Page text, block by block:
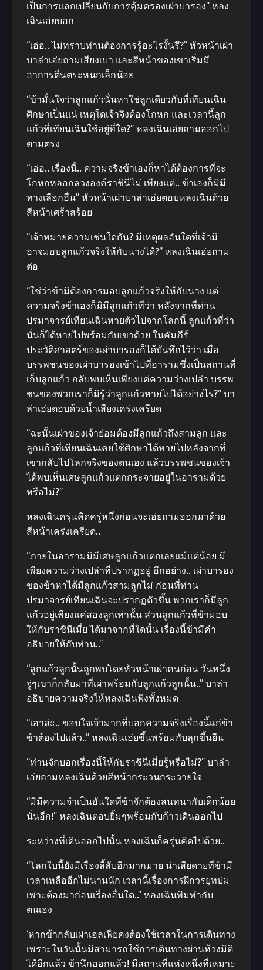
เป็นการแลกเปลี่ยนกับการคุ้มครองเผ่าบารอง” หลง
เฉินเอ่ยบอก
“เอ่อ.. ไม่ทราบท่านต้องการรู้อะไรงั้นรึ?” หัวหน้าเผ่า
บาล่าเอ่ยถามเสียงเบา และสีหน้าของเขาเริ่มมี
อาการตื่นตระหนกเล็กน้อย
“ข้ามั่นใจว่าลูกแก้วนั่นหาใช่ลูกเดียวกับที่เทียนเฉิน
ศึกษาเป็นแน่ เหตุใดเจ้าจึงต้องโกหก และเวลานี้ลูก
แก้วที่เทียนเฉินใช้อยู่ที่ใด?” หลงเฉินเอ่ยถามออกไป
ตามตรง
“เอ่อ.. เรื่องนี้.. ความจริงข้าเองก็หาได้ต้องการที่จะ
โกหกหลอกลวงองค์ราชินีไม่ เพียงแต่.. ข้าเองก็มิมี
ทางเลือกอื่น” หัวหน้าเผ่าบาล่าเอ่ยตอบหลงเฉินด้วย
สีหน้าเศร้าสร้อย
“เจ้าหมายความเช่นใดกัน? มีเหตุผลอันใดที่เจ้ามิ
อาจมอบลูกแก้วจริงให้กับนางได้?” หลงเฉินเอ่ยถาม
ต่อ
“ใช่ว่าข้ามิต้องการมอบลูกแก้วจริงให้กับนาง แต่
ความจริงข้าเองก็มิมีลูกแก้วที่ว่า หลังจากที่ท่าน
ปรมาจารย์เทียนเฉินหายตัวไปจากโลกนี้ ลูกแก้วที่ว่า
นั่นก็ได้หายไปพร้อมกับเขาด้วย ในคัมภีร์
ประวัติศาสตร์ของเผ่าบารองก็ได้บันทึกไว้ว่า เมื่อ
บรรพชนของเผ่าบารองเข้าไปที่อารามซึ่งเป็นสถานที่
เก็บลูกแก้ว กลับพบเห็นเพียงแค่ความว่างเปล่า บรรพ
ชนของพวกเราก็มิรู้ว่าลูกแก้วหายไปได้อย่างไร?” บา
ล่าเอ่ยตอบด้วยน้ำเสียงเคร่งเครียด
“ฉะนั้นเผ่าของเจ้าย่อมต้องมีลูกแก้วถึงสามลูก และ
ลูกแก้วที่เทียนเฉินเคยใช้ศึกษาได้หายไปหลังจากที่
เขากลับไปโลกจริงของตนเอง แล้วบรรพชนของเจ้า
ได้พบเห็นเศษลูกแก้วแตกกระจายอยู่ในอารามด้วย
หรือไม่?”
หลงเฉินครุ่นคิดครู่หนึ่งก่อนจะเอ่ยถามออกมาด้วย
สีหน้าเคร่งเครียด..
“ภายในอารามมิมีเศษลูกแก้วแตกเลยแม้แต่น้อย มี
เพียงความว่างเปล่าที่ปรากฏอยู่ อีกอย่าง.. เผ่าบารอง
ของข้าหาได้มีลูกแก้วสามลูกไม่ ก่อนที่ท่าน
ปรมาจารย์เทียนเฉินจะปรากฏตัวขึ้น พวกเราก็มีลูก
แก้วอยู่เพียงแค่สองลูกเท่านั้น ส่วนลูกแก้วที่ข้ามอบ
ให้กับราชินีเมี่ย ได้มาจากที่ใดนั้น เรื่องนี้ข้ามีคำ
อธิบายให้กับท่าน..”
“ลูกแก้วลูกนั้นถูกพบโดยหัวหน้าเผ่าคนก่อน วันหนึ่ง
จู่ๆเขาก็กลับมาที่เผ่าพร้อมกับลูกแก้วลูกนั้น..” บาล่า
อธิบายความจริงให้หลงเฉินฟังทั้งหมด
“เอาล่ะ.. ขอบใจเจ้ามากที่บอกความจริงเรื่องนี้แก่ข้า
ข้าต้องไปแล้ว..” หลงเฉินเอ่ยขึ้นพร้อมกับลุกขึ้นยืน
“ท่านจักบอกเรื่องนี้ให้กับราชินีเมี่ยรู้หรือไม่?” บาล่า
เอ่ยถามหลงเฉินด้วยสีหน้ากระวนกระวายใจ
“มิมีความจำเป็นอันใดที่ข้าจักต้องสนทนากับเด็กน้อย
นั่นอีก!” หลงเฉินตอบยิ้มๆพร้อมกับก้าวเดินออกไป
ระหว่างที่เดินออกไปนั้น หลงเฉินก็ครุ่นคิดไปด้วย..
“โลกใบนี้ยังมีเรื่องลี้ลับอีกมากมาย น่าเสียดายที่ข้ามี
เวลาเหลืออีกไม่นานนัก เวลานี้เรื่องการฝึกวรยุทบ่ม
เพาะต้องมาก่อนเรื่องอื่นใด..” หลงเฉินพึมพำกับ
ตนเอง
‘หากข้ากลับเผ่าเอลเฟียคงต้องใช้เวลาในการเดินทาง
เพราะในวันนั้นมิสามารถใช้การเดินทางผ่านห้วงมิติ
ได้อีกแล้ว ข้านึกออกแล้ว! มีสถานที่แห่งหนึ่งที่เหมาะ